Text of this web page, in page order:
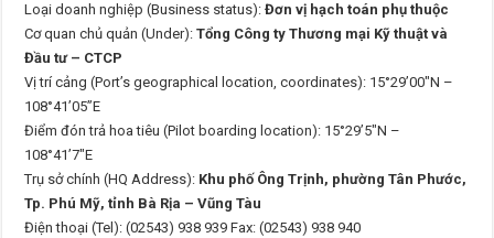
Loại doanh nghiệp (Business status):Đơn vị hạch toán phụ thuộc
Cơ quan chủ quản (Under):Tổng Công ty Thương mại Kỹ thuật và
Đầu tư – CTCP
Vị trí cảng (Port’s geographical location, coordinates): 15°29’00″N –
108°41’05”E
Điểm đón trả hoa tiêu (Pilot boarding location): 15°29’5″N –
108°41’7″E
Trụ sở chính (HQ Address): Khu phố Ông Trịnh, phường Tân Phước,
Tp. Phú Mỹ, tỉnh Bà Rịa – Vũng Tàu
Điện thoại (Tel): (02543) 938 939 Fax: (02543) 938 940